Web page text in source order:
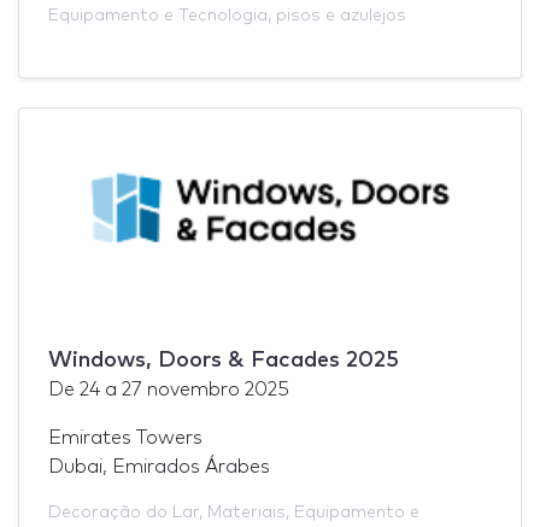
Equipamento e Tecnologia, pisos e azulejos
Windows, Doors & Facades 2025
De 24 a 27 novembro 2025
Emirates Towers
Dubai, Emirados Árabes
Decoração do Lar, Materiais, Equipamento e